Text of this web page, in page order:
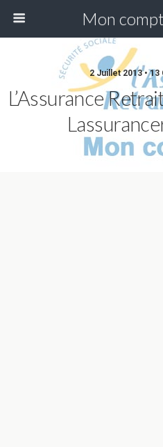
Mon
2 Juillet 2013 •
L’Assurance